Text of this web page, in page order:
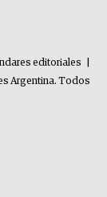
editoriales
Argentina. Todos